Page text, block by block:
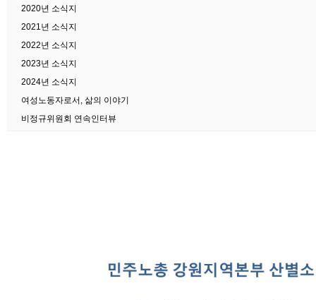
2020년 소식지
2021년 소식지
2022년 소식지
2023년 소식지
2024년 소식지
여성노동자로서, 삶의 이야기
비정규위원회 연속인터뷰